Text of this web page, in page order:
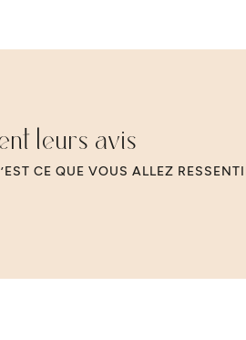
leurs avis
CE QUE VOUS ALLEZ